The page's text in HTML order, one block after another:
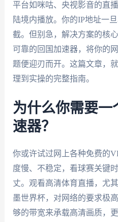
平台如咪咕、央视影音的直
陆境内播放。你的IP地址一
截。但别急，解决方案的核
可靠的回国加速器，将你的
题便迎刃而开。这篇文章，
理到实操的完整指南。
为什么你需要一
速器？
你或许试过网上各种免费的
度慢、不稳定，看球赛关键
丈。观看高清体育直播，尤
墨世界杯，对网络的要求极
够的带宽来承载高清画质，